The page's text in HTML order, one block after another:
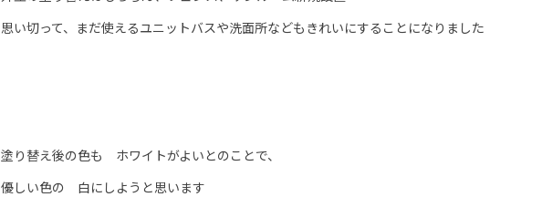
思い切って、まだ使えるユニットバスや洗面所などもきれいにすることになりました
塗り替え後の色も ホワイトがよいとのことで、
優しい色の 白にしようと思います